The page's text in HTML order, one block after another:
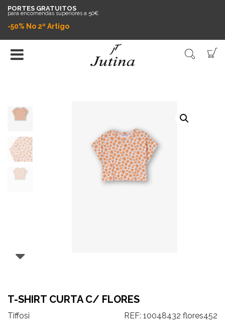
PORTES GRATUITOS
para encomendas superiores a 50€
-50% No 2º Artigo
T-SHIRT CURTA C/ FLORES
Tiffosi REF: 10048432 flores452